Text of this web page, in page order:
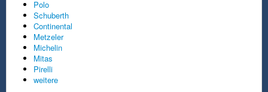
Polo
Schuberth
Continental
Metzeler
Michelin
Mitas
Pirelli
weitere